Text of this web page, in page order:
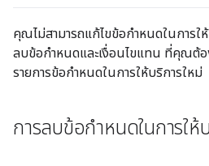
คุณไม่สามารถแก้ไขข้อกำหนดในการใ
ลบข้อกำหนดและเงื่อนไขแทน ที่คุณต้
รายการข้อกำหนดในการให้บริการใหม่
การลบข้อกำหนดในการให้